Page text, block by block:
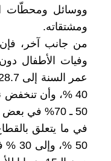
ووسائل ومحطّات
ومشتقاته.
50 ـ 70% في بعض المحافظات، وشارفت على الصفر في بعضها الآخر.
في ما يتعلق
50